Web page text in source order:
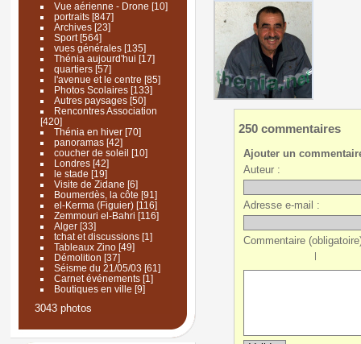
Vue aérienne - Drone [10]
portraits[847]
Archives [23]
Sport[564]
vues générales[135]
Thénia aujourd'hui [17]
quartiers[57]
l'avenue et le centre [85]
Photos Scolaires[133]
Autres paysages[50]
Rencontres Association
[420]
Thénia en hiver[70]
panoramas[42]
coucher de soleil [10]
Londres[42]
le stade [19]
Visite de Zidane [6]
Boumerdès, la côte [91]
el-Kerma (Figuier)[116]
Zemmouri el-Bahri [116]
Alger[33]
tchat et discussions[1]
Tableaux Zino[49]
Démolition [37]
Séisme du 21/05/03 [61]
Carnet événements[1]
Boutiques en ville [9]
3043 photos
250 commentaires
Ajouter un
Auteur :
Adresse e-mail :
Commentaire
|